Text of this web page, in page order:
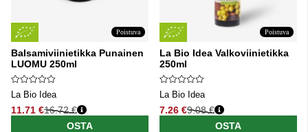
Poistuva
Balsamiviinietikka Punainen
LUOMU 250ml
La Bio Idea
11.71 €
Normaali hinta
16.72 €
OSTA
Poistuva
La Bio Idea Valkoviinietikka
250ml
La Bio Idea
7.26 €
Normaali hinta
9.08 €
OSTA